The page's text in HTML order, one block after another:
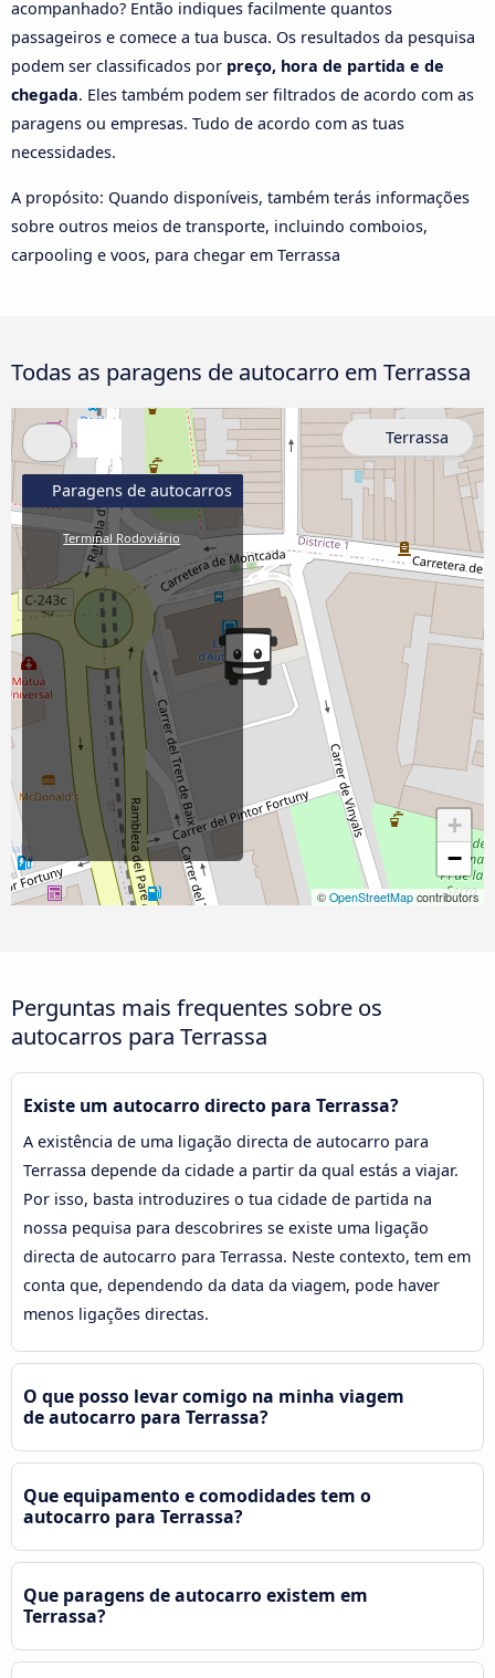
acompanhado? Então indiques facilmente quantos
passageiros e comece a tua busca. Os resultados da pesquisa
podem ser classificados por preço, hora de partida e de
chegada. Eles também podem ser filtrados de acordo com as
paragens ou empresas. Tudo de acordo com as tuas
necessidades.
A propósito: Quando disponíveis, também terás informações
sobre outros meios de transporte, incluindo comboios,
carpooling e voos, para chegar em Terrassa
Todas as paragens de autocarro em Terrassa
+
−
© OpenStreetMap contributors
Paragens de autocarros
Terminal Rodoviário
Terrassa
Perguntas mais frequentes sobre os
autocarros para Terrassa
Existe um autocarro directo para Terrassa?
A existência de uma ligação directa de autocarro para
Terrassa depende da cidade a partir da qual estás a viajar.
Por isso, basta introduzires o tua cidade de partida na
nossa pequisa para descobrires se existe uma ligação
directa de autocarro para Terrassa. Neste contexto, tem em
conta que, dependendo da data da viagem, pode haver
menos ligações directas.
O que posso levar comigo na minha viagem
de autocarro para Terrassa?
Que equipamento e comodidades tem o
autocarro para Terrassa?
Que paragens de autocarro existem em
Terrassa?